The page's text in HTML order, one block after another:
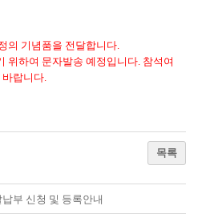
의 기념품을 전달합니다.
위하여 문자발송 예정입니다. 참석여
바랍니다.
목록
부 신청 및 등록안내